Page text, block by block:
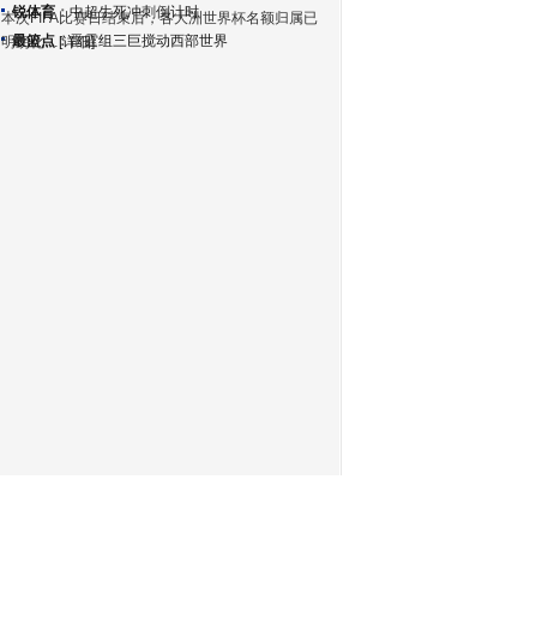
本次FIFA比赛日结束后，各大洲世界杯名额归属已
明朗化… [详细]
锐体育：中超生死冲刺倒计时
最篮点 ：雷霆组三巨搅动西部世界